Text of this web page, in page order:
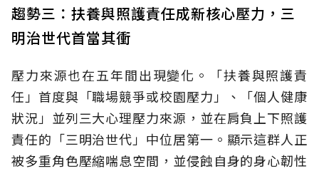
趨勢三：扶養與照護責任成新核心壓力，三
明治世代首當其衝
壓力來源也在五年間出現變化。「扶養與照護責
任」首度與「職場競爭或校園壓力」、「個人健康
狀況」並列三大心理壓力來源，並在肩負上下照護
責任的「三明治世代」中位居第一。顯示這群人正
被多重角色壓縮喘息空間，並侵蝕自身的身心韌性